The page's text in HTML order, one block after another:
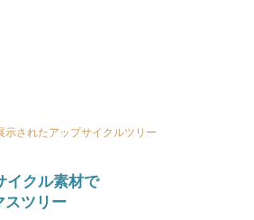
示されたアップサイクルツリー
イクル素材で
ツリー